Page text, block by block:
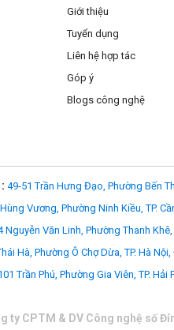
Giới thiệu
Tuyển dụng
Liên hệ hợp tác
Góp ý
Blogs công nghệ
49-51 Trần Hưng Đạo, Phường Bến
Vương, Phường Ninh Kiều, TP.
Nguyễn Văn Linh, Phường Thanh
Hà, Phường Ô Chợ Dừa, TP. Hà
Trần Phú, Phường Gia Viên, TP.
ty CPTM & DV Công nghệ số